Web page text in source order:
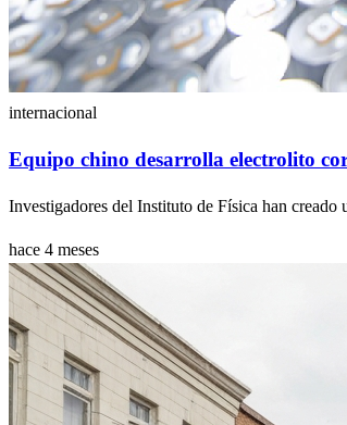
internacional
Equipo chino desarrolla electrolito
Investigadores del Instituto de Física han
hace 4 meses